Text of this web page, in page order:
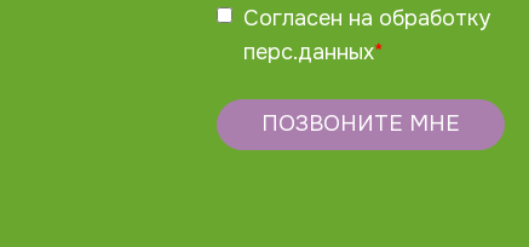
Согласен на обработку
перс.данных*
ПОЗВОНИТЕ МНЕ